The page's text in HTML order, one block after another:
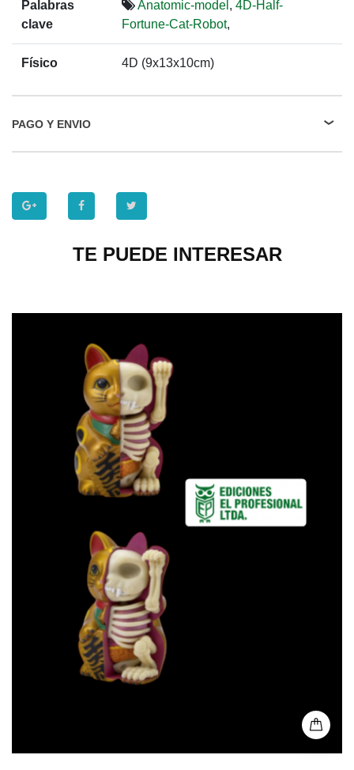
Palabras
clave
Anatomic-model , 4D-Half-
Fortune-Cat-Robot,
Físico 4D (9x13x10cm)
PAGO Y ENVIO
TE PUEDE INTERESAR